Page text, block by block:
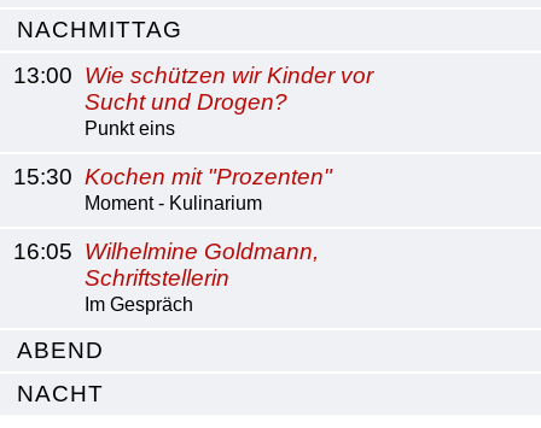
NACHMITTAG
13:00 Wie schützen wir Kinder vor
Sucht und Drogen?
Punkt eins
15:30 Kochen mit "Prozenten"
Moment - Kulinarium
16:05 Wilhelmine Goldmann,
Schriftstellerin
Im Gespräch
ABEND
NACHT